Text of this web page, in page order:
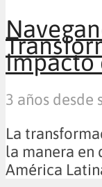
Impacto
3 años desde
La
la manera en
América